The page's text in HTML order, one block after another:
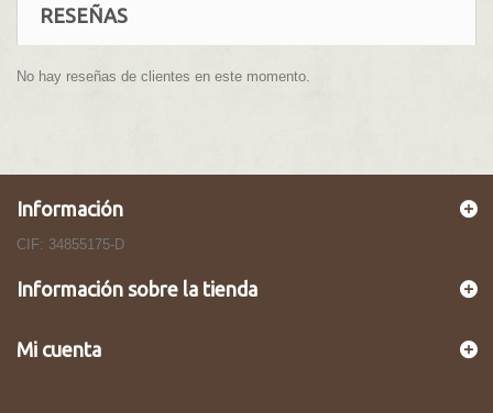
RESEÑAS
No hay reseñas de clientes en este momento.
Información
CIF: 34855175-D
Información sobre la tienda
Mi cuenta